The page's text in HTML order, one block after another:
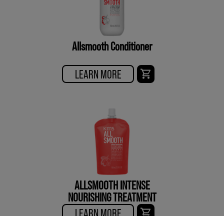
Allsmooth Conditioner
LEARN MORE
ALLSMOOTH INTENSE
NOURISHING TREATMENT
LEARN MORE